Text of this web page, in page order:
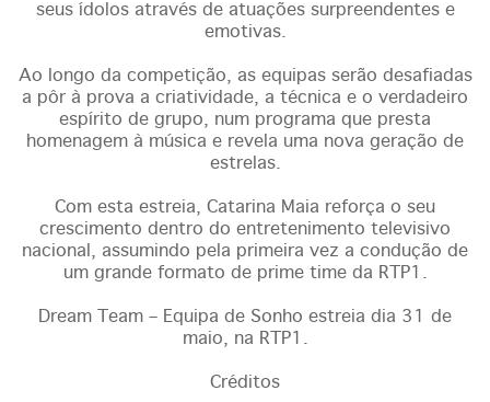
seus ídolos através de atuações surpreendentes e
emotivas.
Ao longo da competição, as equipas serão desafiadas
a pôr à prova a criatividade, a técnica e o verdadeiro
espírito de grupo, num programa que presta
homenagem à música e revela uma nova geração de
estrelas.
Com esta estreia, Catarina Maia reforça o seu
crescimento dentro do entretenimento televisivo
nacional, assumindo pela primeira vez a condução de
um grande formato de prime time da RTP1.
Dream Team – Equipa de Sonho estreia dia 31 de
maio, na RTP1.
Créditos